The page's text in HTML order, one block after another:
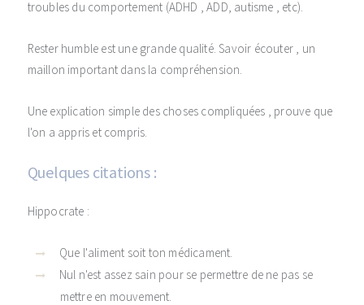
troubles du comportement (ADHD , ADD, autisme , etc).
Rester humble est une grande qualité. Savoir écouter , un
maillon important dans la compréhension.
Une explication simple des choses compliquées , prouve que
l'on a appris et compris.
Quelques citations :
Hippocrate :
Que l'aliment soit ton médicament.
Nul n'est assez sain pour se permettre de ne pas se
mettre en mouvement.